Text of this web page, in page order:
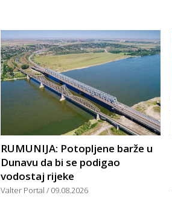
RUMUNIJA: Potopljene barže u
Dunavu da bi se podigao
vodostaj rijeke
Valter Portal 09.08.2026